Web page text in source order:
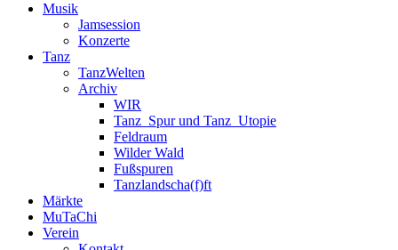
Musik
Jamsession
Konzerte
Tanz
TanzWelten
Archiv
WIR
Tanz_Spur und Tanz_Utopie
Feldraum
Wilder Wald
Fußspuren
Tanzlandscha(f)ft
Märkte
MuTaChi
Verein